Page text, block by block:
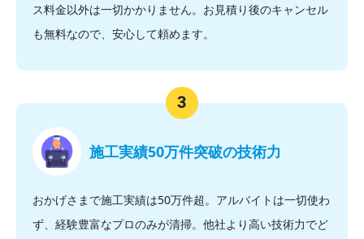
ス料金以外は一切かかりません。お見積り後のキャンセル
も無料なので、安心して頼めます。
施工実績50万件突破の技術力
おかげさまで施工実績は50万件超。アルバイトは一切使わ
ず、経験豊富なプロのみが清掃。他社より高い技術力でど